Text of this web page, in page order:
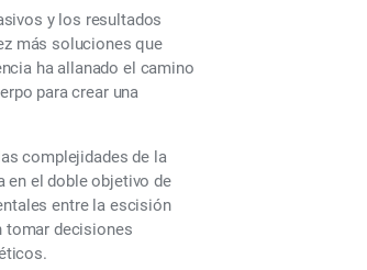
y los resultados
más soluciones que
ha allanado el camino
para crear una
complejidades de la
en el doble objetivo de
entre la escisión
tomar decisiones